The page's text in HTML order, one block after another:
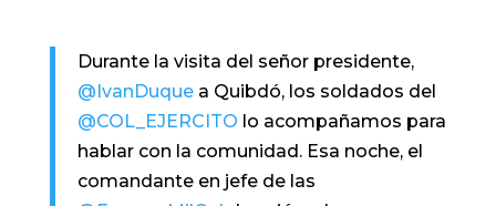
Durante la visita del señor presidente,
@IvanDuquea Quibdó, los soldados del
@COL_EJERCITO lo acompañamos para
hablar con la comunidad. Esa noche, el
comandante en jefe de las